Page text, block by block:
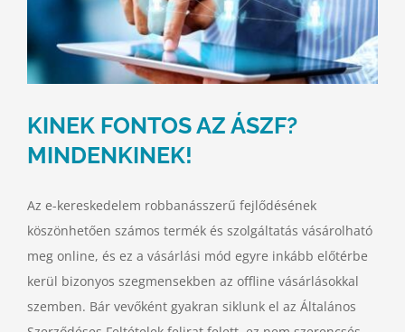
KINEK FONTOS AZ ÁSZF?
MINDENKINEK!
Az e-kereskedelem robbanásszerű fejlődésének
köszönhetően számos termék és szolgáltatás vásárolható
meg online, és ez a vásárlási mód egyre inkább előtérbe
kerül bizonyos szegmensekben az offline vásárlásokkal
szemben. Bár vevőként gyakran siklunk el az Általános